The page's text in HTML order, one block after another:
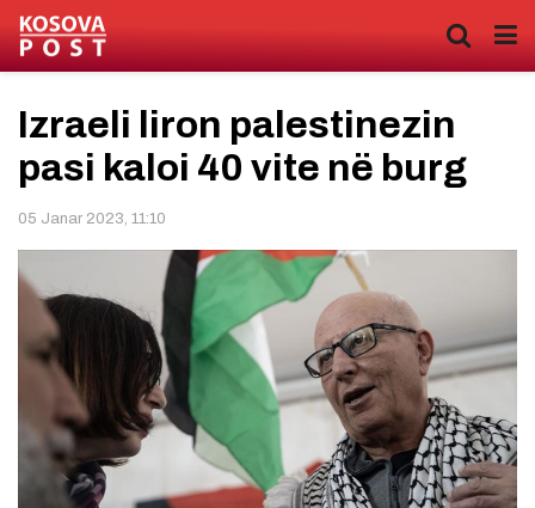
Izraeli liron palestinezin
pasi kaloi 40 vite në burg
05 Janar 2023, 11:10